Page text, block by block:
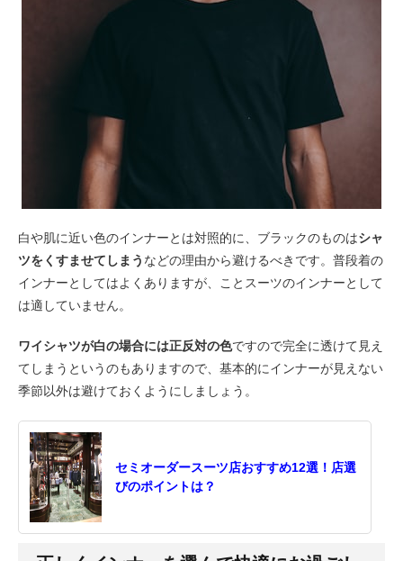
白や肌に近い色のインナーとは対照的に、ブラックのものはシャ
ツをくすませてしまう などの理由から避けるべきです。普段着の
インナーとしてはよくありますが、ことスーツのインナーとして
は適していません。
ワイシャツが白の場合には正反対の色ですので完全に透けて見え
てしまうというのもありますので、基本的にインナーが見えない
季節以外は避けておくようにしましょう。
セミオーダースーツ店おすすめ12選！店選
びのポイントは？